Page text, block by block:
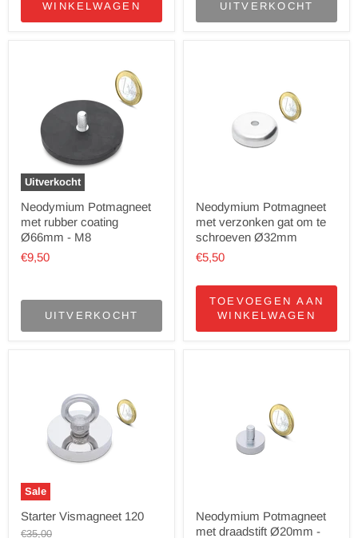
WINKELWAGEN
UITVERKOCHT
Uitverkocht
Neodymium Potmagneet
met rubber coating
Ø66mm - M8
€9,50
UITVERKOCHT
Neodymium Potmagneet
met verzonken gat om te
schroeven Ø32mm
€5,50
TOEVOEGEN AAN
WINKELWAGEN
Sale
Starter Vismagneet 120
Oorspronkelijke
€35,00
Neodymium Potmagneet
met draadstift Ø20mm -